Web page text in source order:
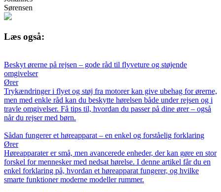
Sørensen
Læs også:
Beskyt ørerne på rejsen – gode råd til flyveture og støjende
omgivelser
Ører
Trykændringer i flyet og støj fra motorer kan give ubehag for ørerne,
men med enkle råd kan du beskytte hørelsen både under rejsen og i
travle omgivelser. Få tips til, hvordan du passer på dine ører – også
når du rejser med børn.
Sådan fungerer et høreapparat – en enkel og forståelig forklaring
Ører
Høreapparater er små, men avancerede enheder, der kan gøre en stor
forskel for mennesker med nedsat hørelse. I denne artikel får du en
enkel forklaring på, hvordan et høreapparat fungerer, og hvilke
smarte funktioner moderne modeller rummer.